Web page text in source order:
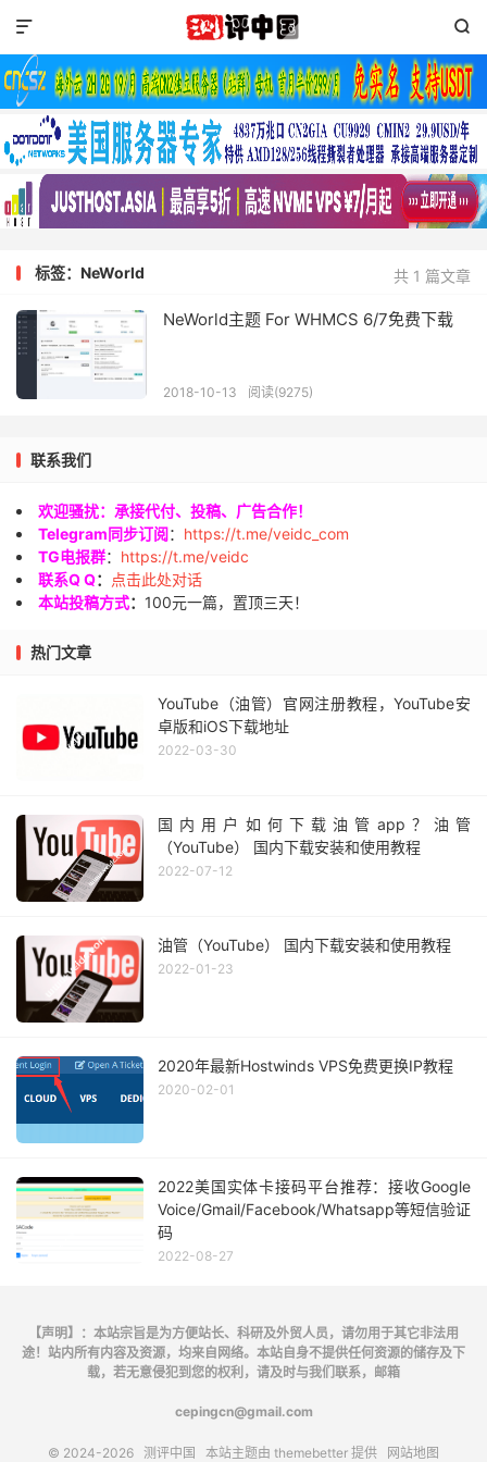


共 1 篇文章
标签：NeWorld
NeWorld主题 For WHMCS 6/7免费下载
2018-10-13 阅读(9275)
联系我们
欢迎骚扰：承接代付、投稿、广告合作！
Telegram同步订阅： https://t.me/veidc_com
TG电报群： https://t.me/veidc
联系Q Q：
点击此处对话
本站投稿方式： 100元一篇，置顶三天！
热门文章
YouTube（油管）官网注册教程，YouTube安
卓版和iOS下载地址
2022-03-30
国内用户如何下载油管app？油管
（YouTube） 国内下载安装和使用教程
2022-07-12
油管（YouTube） 国内下载安装和使用教程
2022-01-23
2020年最新Hostwinds VPS免费更换IP教程
2020-02-01
2022美国实体卡接码平台推荐：接收Google
Voice/Gmail/Facebook/Whatsapp等短信验证
码
2022-08-27
【声明】：本站宗旨是为方便站长、科研及外贸人员，请勿用于其它非法用
途！站内所有内容及资源，均来自网络。本站自身不提供任何资源的储存及下
载，若无意侵犯到您的权利，请及时与我们联系，邮箱
cepingcn@gmail.com
© 2024-2026 测评中国 本站主题由 themebetter 提供 网站地图